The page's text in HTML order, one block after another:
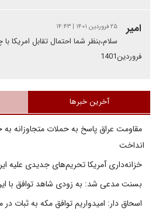
امیر ۲۵ فروردین ۱۴۰۱ | ۱۴:۴۳
سلام،بنظر شما احتمال تقابل امریکا
فروردین1401
آخرین خبرها
مقاومت عراق پاسخ به حملات متجاوزانه
انداخت
خزانه‌داری آمریکا تحریم‌های جدیدی علیه
بسنت مدعی شد: به زودی شاهد توافق با
اسحاق دار: امیدواریم توافق مکه به ثبات